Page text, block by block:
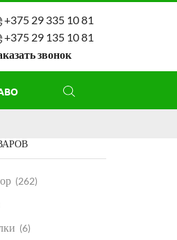
+375 29 335 10 81
+375 29 135 10 81
звонок
(262)
(6)